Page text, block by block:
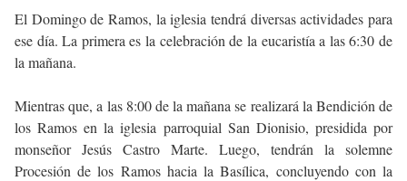
El Domingo de Ramos, la iglesia tendrá diversas actividades para
ese día. La primera es la celebración de la eucaristía a las 6:30 de
la mañana.
Mientras que, a las 8:00 de la mañana se realizará la Bendición de
los Ramos en la iglesia parroquial San Dionisio, presidida por
monseñor Jesús Castro Marte. Luego, tendrán la solemne
Procesión de los Ramos hacia la Basílica, concluyendo con la